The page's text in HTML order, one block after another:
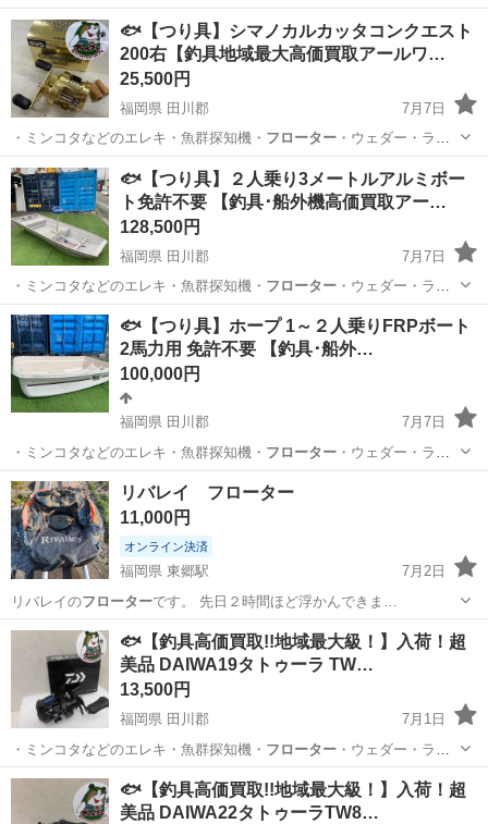
やカップルとの応募OK◎年間休日129日＆休出なしでプライベート充
実♪業務はクリーンルームで快適作業◎自社正社員登用制度あり★1食
300円～の格安食堂あり！《佐...
佐賀 伊万里市 東山代駅
🐟【つり具】シマノカルカッタコンクエスト
200右【釣具地域最大高価買取アールワ…
25,500円
福岡県 田川郡
7月7日
・ミンコタなどのエレキ・魚群探知機・ フローター・ウェダー・ライ
フJKT ■取…
福岡 田川郡 その他 釣具
🐟【つり具】２人乗り3メートルアルミボー
ト免許不要 【釣具･船外機高価買取アー…
128,500円
福岡県 田川郡
7月7日
・ミンコタなどのエレキ・魚群探知機・ フローター・ウェダー・ライ
フJKT ■取り扱…
福岡 田川郡 その他 船外機
🐟【つり具】ホープ 1～２人乗りFRPボート
2馬力用 免許不要 【釣具･船外…
100,000円
福岡県 田川郡
7月7日
・ミンコタなどのエレキ・魚群探知機・ フローター・ウェダー・ライ
フJKT ■取…
福岡 田川郡 その他
リバレイ フローター
11,000円
オンライン決済
福岡県 東郷駅
7月2日
リバレイのフローターです。 先日２時間ほど浮かんできま…
福岡 宗像市 東郷駅 その他 リバレイ
🐟【釣具高価買取!!地域最大級！】入荷！超
美品 DAIWA19タトゥーラ TW…
13,500円
福岡県 田川郡
7月1日
・ミンコタなどのエレキ・魚群探知機・ フローター・ウェダー・ライ
フJKT ■取…
福岡 田川郡 その他 釣具
🐟【釣具高価買取!!地域最大級！】入荷！超
美品 DAIWA22タトゥーラTW8…